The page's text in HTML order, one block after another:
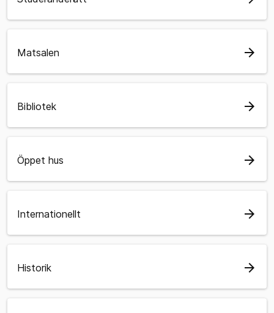
Matsalen arrow_forward
Bibliotek arrow_forward
Öppet hus arrow_forward
Internationellt arrow_forward
Historik arrow_forward